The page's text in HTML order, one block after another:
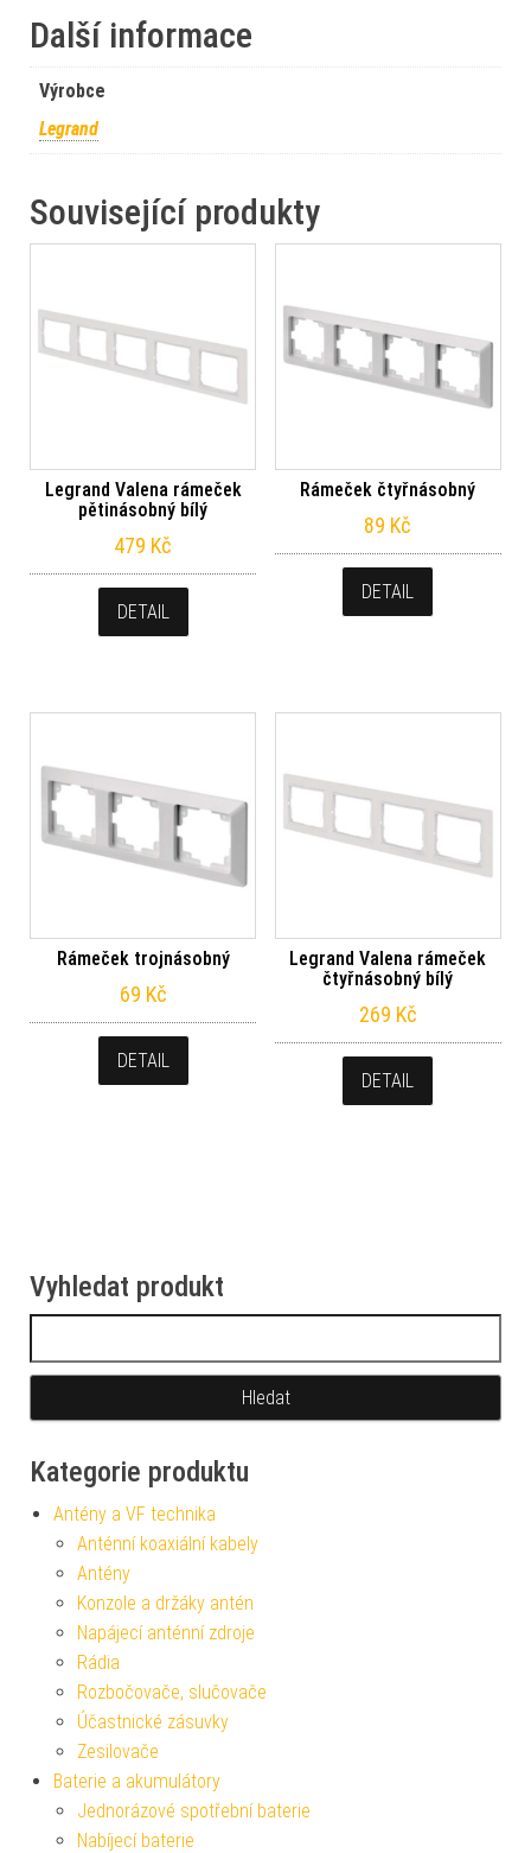
Další informace
Výrobce
Legrand
Související produkty
Legrand Valena rámeček
pětinásobný bílý
479 Kč
DETAIL
Rámeček čtyřnásobný
89 Kč
DETAIL
Rámeček trojnásobný
69 Kč
DETAIL
Legrand Valena rámeček
čtyřnásobný bílý
269 Kč
DETAIL
Vyhledat produkt
Kategorie produktu
Antény a VF technika
Anténní koaxiální kabely
Antény
Konzole a držáky antén
Napájecí anténní zdroje
Rádia
Rozbočovače, slučovače
Účastnické zásuvky
Zesilovače
Baterie a akumulátory
Jednorázové spotřební baterie
Nabíjecí baterie